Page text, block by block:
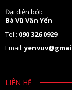
Đại diện bởi:
Bà Vũ Vân Yến
Tel.: 090 326 0929
Email:
LIÊN HỆ